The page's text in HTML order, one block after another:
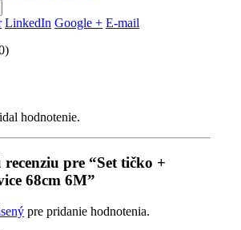
LinkedIn Google + E-mail
hodnotenie.
pre “Set tičko +
68cm 6M”
pre pridanie hodnotenia.